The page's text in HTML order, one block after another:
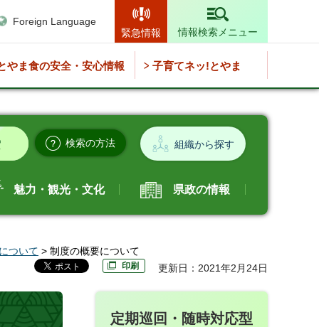
Foreign Language
緊急情報
情報検索メニュー
やま食の安全・安心情報 子育てネッ!とやま
検索の方法 組織から探す
魅力・観光・文化 県政の情報
ついて > 制度の概要について
印刷 更新日：2021年2月24日
定期巡回・随時対応型